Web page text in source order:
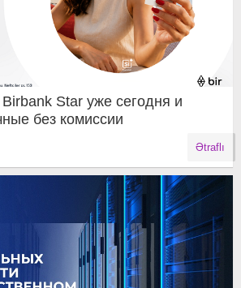
Star уже сегодня и
без комиссии
Ətraflı